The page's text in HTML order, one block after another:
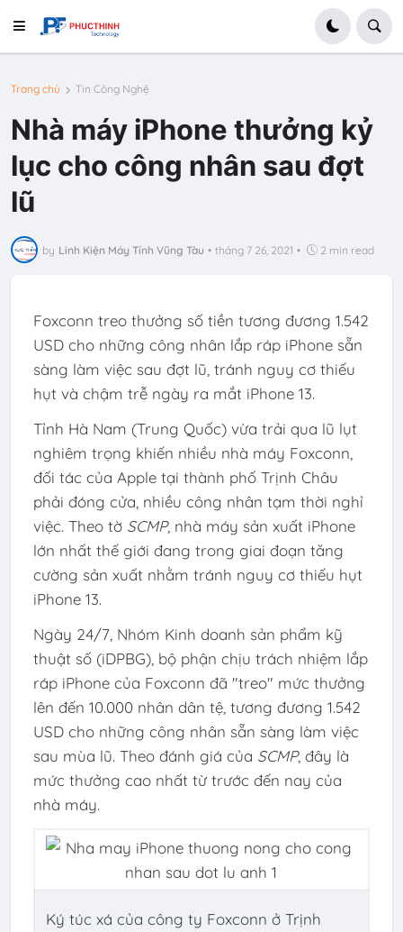
Trang chủ Tin Công Nghệ
Nhà máy iPhone thưởng kỷ
lục cho công nhân sau đợt
lũ
by Linh Kiện Máy Tính Vũng Tàu • tháng 7 26, 2021 • 2 min read
Foxconn treo thưởng số tiền tương đương 1.542
USD cho những công nhân lắp ráp iPhone sẵn
sàng làm việc sau đợt lũ, tránh nguy cơ thiếu
hụt và chậm trễ ngày ra mắt iPhone 13.
Tỉnh Hà Nam (Trung Quốc) vừa trải qua lũ lụt
nghiêm trọng khiến nhiều nhà máy Foxconn,
đối tác của Apple tại thành phố Trịnh Châu
phải đóng cửa, nhiều công nhân tạm thời nghỉ
việc. Theo tờ SCMP, nhà máy sản xuất iPhone
lớn nhất thế giới đang trong giai đoạn tăng
cường sản xuất nhằm tránh nguy cơ thiếu hụt
iPhone 13.
Ngày 24/7, Nhóm Kinh doanh sản phẩm kỹ
thuật số (iDPBG), bộ phận chịu trách nhiệm lắp
ráp iPhone của Foxconn đã "treo" mức thưởng
lên đến 10.000 nhân dân tệ, tương đương 1.542
USDcho những công nhân sẵn sàng làm việc
sau mùa lũ. Theo đánh giá của SCMP, đây là
mức thưởng cao nhất từ trước đến nay của
nhà máy.
Ký túc xá của công ty Foxconn ở Trịnh